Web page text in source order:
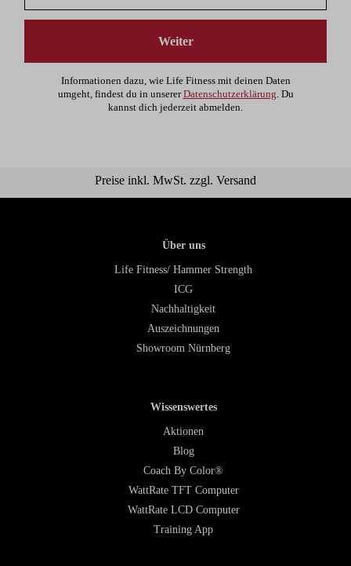
Weiter
Informationen dazu, wie Life Fitness mit deinen Daten
umgeht, findest du in unsererDatenschutzerklärung. Du
kannst dich jederzeit abmelden.
Preise inkl. MwSt. zzgl. Versand
Über uns
Life Fitness/ Hammer Strength
ICG
Nachhaltigkeit
Auszeichnungen
Showroom Nürnberg
Wissenswertes
Aktionen
Blog
Coach By Color®
WattRate TFT Computer
WattRate LCD Computer
Training App